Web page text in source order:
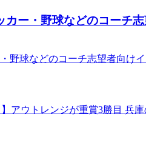
カー・野球などのコーチ
野球などのコーチ志望者向け
】アウトレンジが重賞3勝目 兵